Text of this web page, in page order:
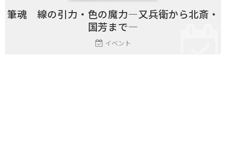
筆魂 線の引力・色の魔力―又兵衛から北斎・
国芳まで―
イベント